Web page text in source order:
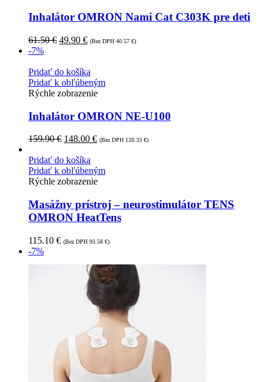
Inhalátor OMRON Nami Cat C303K pre deti
61.50€ 49.90 € (Bez DPH 40.57 €)
-7%
Pridať do košíka
Pridať k obľúbeným
Rýchle zobrazenie
Inhalátor OMRON NE-U100
159.90€ 148.00 € (Bez DPH 120.33 €)
Pridať do košíka
Pridať k obľúbeným
Rýchle zobrazenie
Masážny prístroj – neurostimulátor TENS
OMRON HeatTens
115.10 € (Bez DPH 93.58 €)
-7%